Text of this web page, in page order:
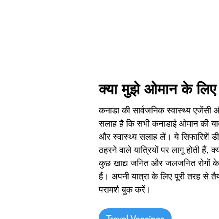
क्या मुझे ओमान के लिए
कनाडा की सार्वजनिक स्वास्थ्य एजेंसी
सलाह है कि सभी कनाडाई ओमान की
और स्वास्थ्य सलाह लें। ये सिफारिशें
ठहरने वाले यात्रियों पर लागू होती हैं,
कुछ खाद्य जनित और जलजनित रोगों
हैं। अपनी यात्रा के लिए पूरी तरह से
परामर्श बुक करें।